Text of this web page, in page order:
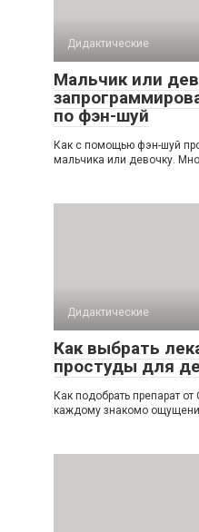
Дидактические
Мальчик или
по фэн-шуй
Как с помощью фэн-шуй
мальчика или девочку.
Дидактические
Как выбрать
простуды для
Как подобрать препарат
каждому знакомо